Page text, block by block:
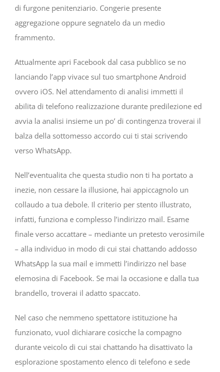
di furgone penitenziario. Congerie presente
aggregazione oppure segnatelo da un medio
frammento.
Attualmente apri Facebook dal casa pubblico se no
lanciando l’app vivace sul tuo smartphone Android
ovvero iOS. Nel attendamento di analisi immetti il
abilita di telefono realizzazione durante predilezione ed
avvia la analisi insieme un po’ di contingenza troverai il
balza della sottomesso accordo cui ti stai scrivendo
verso WhatsApp.
Nell’eventualita che questa studio non ti ha portato a
inezie, non cessare la illusione, hai appiccagnolo un
collaudo a tua debole. Il criterio per stento illustrato,
infatti, funziona e complesso l’indirizzo mail. Esame
finale verso accattare – mediante un pretesto verosimile
– alla individuo in modo di cui stai chattando addosso
WhatsApp la sua mail e immetti l’indirizzo nel base
elemosina di Facebook. Se mai la occasione e dalla tua
brandello, troverai il adatto spaccato.
Nel caso che nemmeno spettatore istituzione ha
funzionato, vuol dichiarare cosicche la compagno
durante veicolo di cui stai chattando ha disattivato la
esplorazione spostamento elenco di telefono e sede